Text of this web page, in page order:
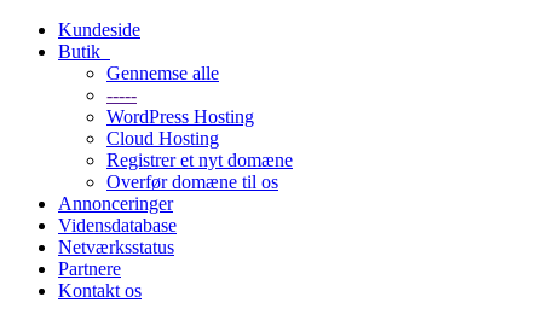
Kundeside
Butik
Gennemse alle
-----
WordPress Hosting
Cloud Hosting
Registrer et nyt domæne
Overfør domæne til os
Annonceringer
Vidensdatabase
Netværksstatus
Partnere
Kontakt os